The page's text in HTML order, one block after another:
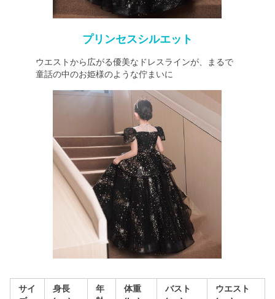
プリンセスシルエット
ウエストから広がる優美なドレスラインが、まるで
童話の中のお姫様のような佇まいに
サイ
身長
年
体重
バスト
ウエスト